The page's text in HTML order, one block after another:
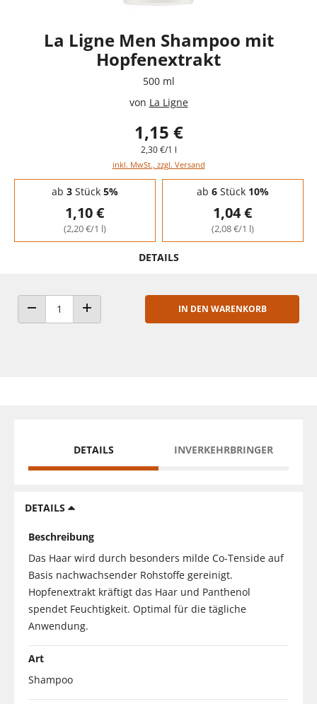
La Ligne Men Shampoo mit
Hopfenextrakt
500 ml
von La Ligne
1,15 €
2,30 €/1 l
inkl. MwSt., zzgl. Versand
Staffelpreise - Mengenrabatt
ab 3Stück 5%
1,10 €
(2,20 €/1 l)
ab 6Stück 10%
1,04 €
(2,08 €/1 l)
DETAILS
ANZAHL VERRINGERNANZAHL ERHÖHEN
IN DEN WARENKORB
DETAILS INVERKEHRBRINGER
DETAILS
Beschreibung
Das Haar wird durch besonders milde Co-Tenside auf
Basis nachwachsender Rohstoffe gereinigt.
Hopfenextrakt kräftigt das Haar und Panthenol
spendet Feuchtigkeit. Optimal für die tägliche
Anwendung.
Art
Shampoo